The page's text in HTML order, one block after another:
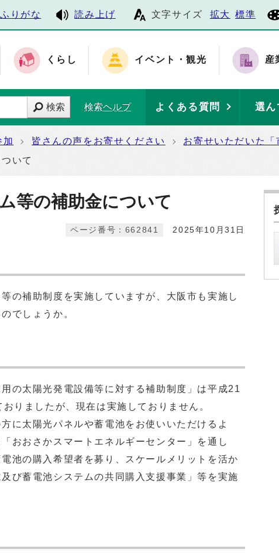
ふりがな 読み上げ 文字サイズ 拡大 標準
くらし イベント・観光 産
検索 検索ヘルプ よくある質問 選ん
加 皆さんの声をお寄せください お寄せいただいた「
いて
等の補助金について
2025年10月31日
ページ番号：662841
の補助制度を実施していますが、大阪市も実施し
でしょうか。
の太陽光発電設備等に対する補助制度」は平成21
りましたが、現在は実施しておりません。
に太陽光パネルや蓄電池をお使いいただけるよ
おおさかスマートエネルギーセンター」を通し
池の購入希望者を募り、スケールメリットを活か
び蓄電池システムの共同購入支援事業」等を実施